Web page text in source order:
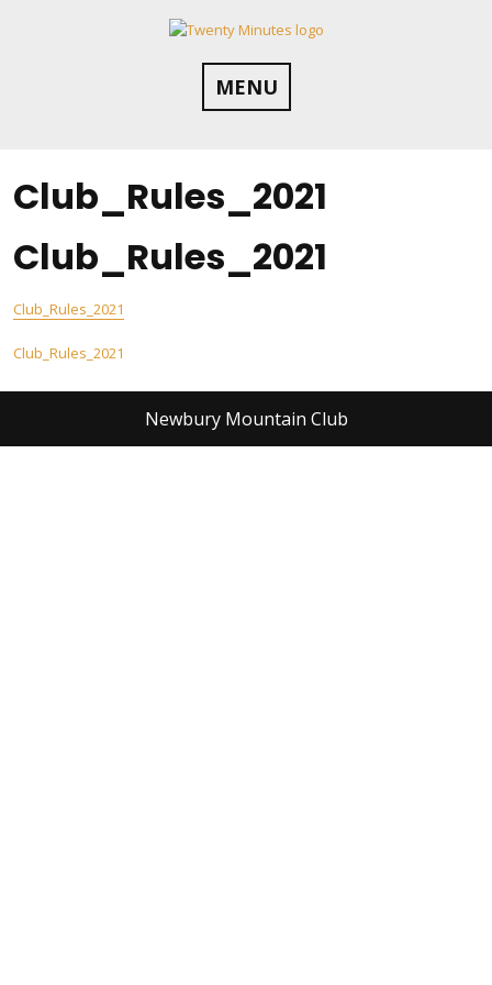
MENU
Club_Rules_2021
Club_Rules_2021
Club_Rules_2021
Post
navigation
Club_Rules_2021
Newbury Mountain Club